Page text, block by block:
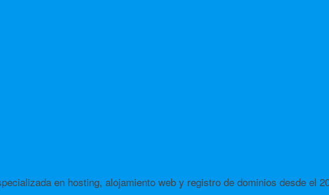
en hosting, alojamiento web y registro de dominios desde el